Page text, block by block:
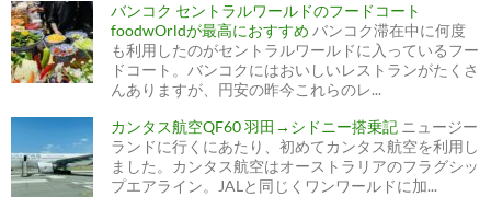
バンコク セントラルワールドのフードコート
foodwOrldが最高におすすめ バンコク滞在中に何度
も利用したのがセントラルワールドに入っているフー
ドコート。バンコクにはおいしいレストランがたくさ
んありますが、円安の昨今これらのレ...
カンタス航空QF60 羽田→シドニー搭乗記 ニュージー
ランドに行くにあたり、初めてカンタス航空を利用し
ました。カンタス航空はオーストラリアのフラグシッ
プエアライン。JALと同じくワンワールドに加...